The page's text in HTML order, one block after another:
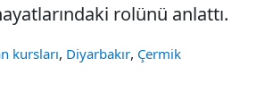
rolünü anlattı.
kursları, Diyarbakır, Çermik